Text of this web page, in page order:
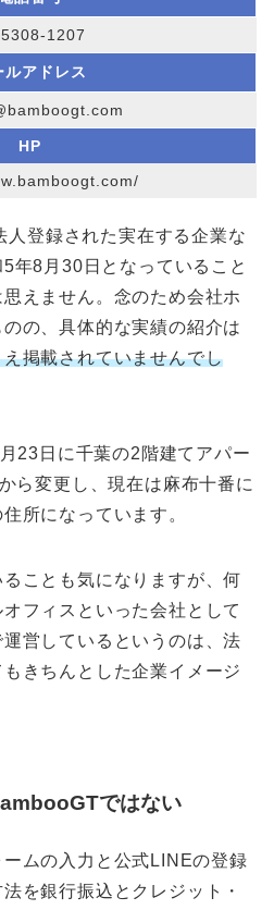
1207
ルアドレス
HP
登録された実在する企業な
年8月30日となっていること
えません。念のため会社ホ
の、具体的な実績の紹介は
掲載されていませんでし
23日に千葉の2階建てアパー
ら変更し、現在は麻布十番に
所になっています。
ことも気になりますが、何
フィスといった会社として
営しているというのは、法
きちんとした企業イメージ
ではない
ムの入力と公式LINEの登録
を銀行振込とクレジット・